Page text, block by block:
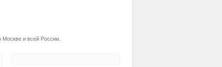
Москве и всей России.